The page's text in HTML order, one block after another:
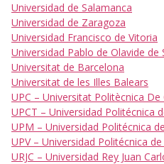
Universidad de Salamanca
Universidad de Zaragoza
Universidad Francisco de Vitoria
Universidad Pablo de Olavide de
Universitat de Barcelona
Universitat de les Illes Balears
UPC – Universitat Politècnica De
UPCT – Universidad Politécnica
UPM – Universidad Politécnica
UPV – Universidad Politécnica de
URJC – Universidad Rey Juan